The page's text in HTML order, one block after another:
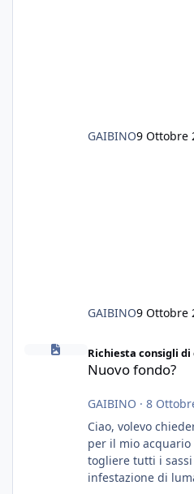
GAIBINO9 Ottobre
GAIBINO9 Ottobre
Richiesta consigli
Nuovo fondo?
GAIBINO · 8
Ciao, volevo
per il mio
togliere tutti i
infestazione di